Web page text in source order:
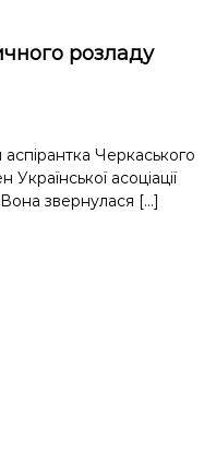
розладу
Черкаського
асоціації
Вона звернулася […]